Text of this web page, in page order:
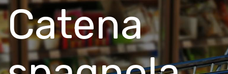
Catena